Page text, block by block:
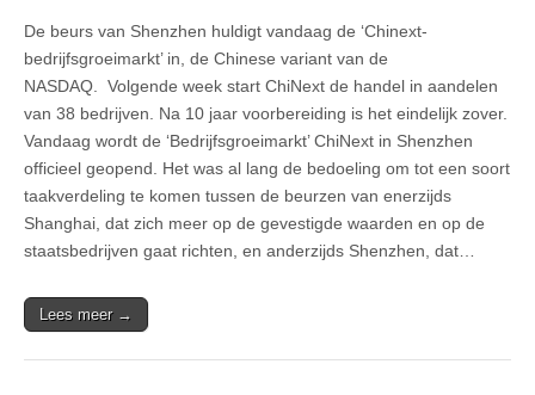
De beurs van Shenzhen huldigt vandaag de ‘Chinext-
bedrijfsgroeimarkt’ in, de Chinese variant van de
NASDAQ. Volgende week start ChiNext de handel in aandelen
van 38 bedrijven. Na 10 jaar voorbereiding is het eindelijk zover.
Vandaag wordt de ‘Bedrijfsgroeimarkt’ ChiNext in Shenzhen
officieel geopend. Het was al lang de bedoeling om tot een soort
taakverdeling te komen tussen de beurzen van enerzijds
Shanghai, dat zich meer op de gevestigde waarden en op de
staatsbedrijven gaat richten, en anderzijds Shenzhen, dat…
Lees meer →